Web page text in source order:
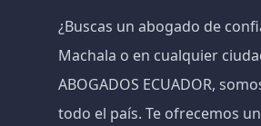
¿Buscas un abogado de
Machala o en cualquier
ABOGADOS ECUADOR,
todo el país. Te ofrecemos